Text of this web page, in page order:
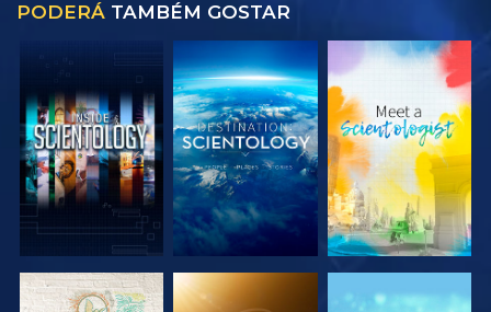
PODERÁ TAMBÉM GOSTAR